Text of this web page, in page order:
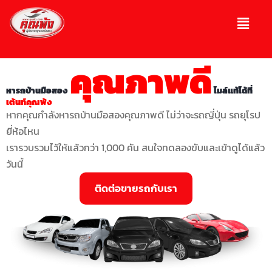
หารถบ้านมือสอง คุณภาพดีไมล์แท้ได้ที่
เต้นท์คุณพ้ง
หากคุณกำลังหารถบ้านมือสองคุณภาพดี ไม่ว่าจะรถญี่ปุ่น รถยุโรป
ยี่ห้อไหน
เรารวบรวมไว้ให้แล้วกว่า 1,000 คัน สนใจทดลองขับและเข้าดูได้แล้ว
วันนี้
ติดต่อขายรถกับเรา